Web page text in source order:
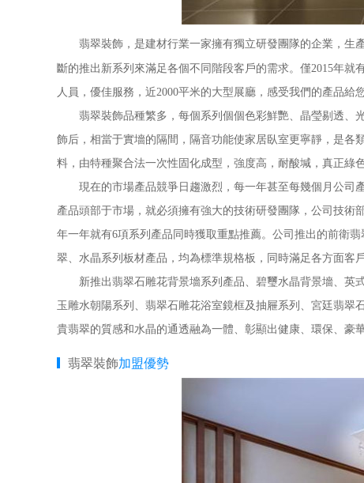
翡翠裝飾，是建材行業一家擁有獨立研發團隊的企業，生
斷的推出新系列來滿足各個不同階段客戶的需求。僅2015年就
人員，優佳服務，近2000平米的大型展廳，感受我們的產品給
翡翠裝飾品種繁多，每個系列個個色彩鮮艷、晶瑩剔透、
飾后，相當于實墻的隔間，隔音功能使家居臥室更寧靜，是
料，由特種聚合法一次性固化成型，強度高，耐酸堿，真正綠
現在的市場產品競爭日趨激烈，每一年甚至每幾個月公司
產品頭部于市場，就必須擁有強大的技術研發團隊，公司技術
年一年就有6項系列產品同時獲取重點推薦。公司推出的前衛
翠、水晶系列板材產品，均為標準規格板，同時滿足各方面客戶
新推出翡翠石雕花背景墻系列產品、碧璽水晶背景墻、英
玉雕水朝陽系列、翡翠石雕花浴室鏡框及抽屜系列、宮廷翡翠
貴翡翠的質感和水晶的通透融為一體、彰顯出健康、環保、
翡翠裝飾加盟優勢